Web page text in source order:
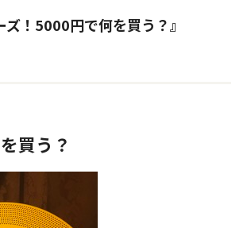
ウンサー
ンド
ズ！5000円で何を買う？』
買う？